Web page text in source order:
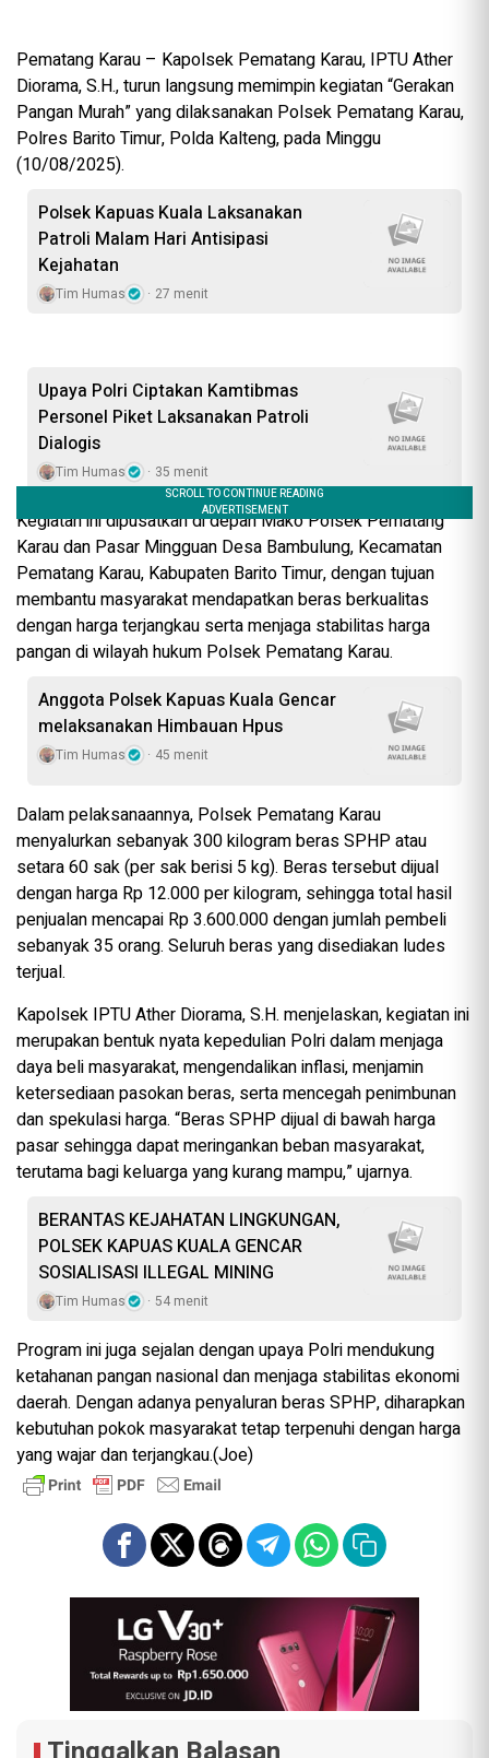
Pematang Karau – Kapolsek Pematang Karau, IPTU Ather
Diorama, S.H., turun langsung memimpin kegiatan “Gerakan
Pangan Murah” yang dilaksanakan Polsek Pematang Karau,
Polres Barito Timur, Polda Kalteng, pada Minggu
(10/08/2025).
Polsek Kapuas Kuala Laksanakan
Patroli Malam Hari Antisipasi
Kejahatan
Tim Humas 27 menit
Upaya Polri Ciptakan Kamtibmas
Personel Piket Laksanakan Patroli
Dialogis
Tim Humas 35 menit
Kegiatan ini dipusatkan di depan Mako Polsek Pematang
Karau dan Pasar Mingguan Desa Bambulung, Kecamatan
Pematang Karau, Kabupaten Barito Timur, dengan tujuan
membantu masyarakat mendapatkan beras berkualitas
dengan harga terjangkau serta menjaga stabilitas harga
pangan di wilayah hukum Polsek Pematang Karau.
Anggota Polsek Kapuas Kuala Gencar
melaksanakan Himbauan Hpus
Tim Humas 45 menit
Dalam pelaksanaannya, Polsek Pematang Karau
menyalurkan sebanyak 300 kilogram beras SPHP atau
setara 60 sak (per sak berisi 5 kg). Beras tersebut dijual
dengan harga Rp 12.000 per kilogram, sehingga total hasil
penjualan mencapai Rp 3.600.000 dengan jumlah pembeli
sebanyak 35 orang. Seluruh beras yang disediakan ludes
terjual.
Kapolsek IPTU Ather Diorama, S.H. menjelaskan, kegiatan ini
merupakan bentuk nyata kepedulian Polri dalam menjaga
daya beli masyarakat, mengendalikan inflasi, menjamin
ketersediaan pasokan beras, serta mencegah penimbunan
dan spekulasi harga. “Beras SPHP dijual di bawah harga
pasar sehingga dapat meringankan beban masyarakat,
terutama bagi keluarga yang kurang mampu,” ujarnya.
BERANTAS KEJAHATAN LINGKUNGAN,
POLSEK KAPUAS KUALA GENCAR
SOSIALISASI ILLEGAL MINING
Tim Humas 54 menit
Program ini juga sejalan dengan upaya Polri mendukung
ketahanan pangan nasional dan menjaga stabilitas ekonomi
daerah. Dengan adanya penyaluran beras SPHP, diharapkan
kebutuhan pokok masyarakat tetap terpenuhi dengan harga
yang wajar dan terjangkau.(Joe)